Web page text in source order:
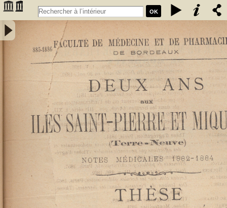
OK
Deux ans aux îles Saint-Pierre et Miquelon (Terre-Neuve) : notes
médicales (1882-1884) - Du Bois Saint-Sévrin, Louis Marie. Auteur